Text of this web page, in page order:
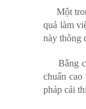
Một
quả làm
này thông
Bằng
chuẩn
pháp cải